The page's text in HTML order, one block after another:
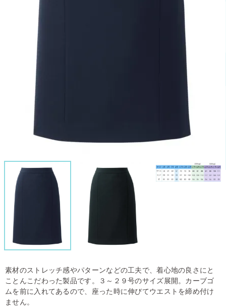
素材のストレッチ感やパターンなどの工夫で、着心地の良さにと
ことんこだわった製品です。３～２９号のサイズ展開。カーブゴ
ムを前に入れてあるので、座った時に伸びてウエストを締め付け
ません。